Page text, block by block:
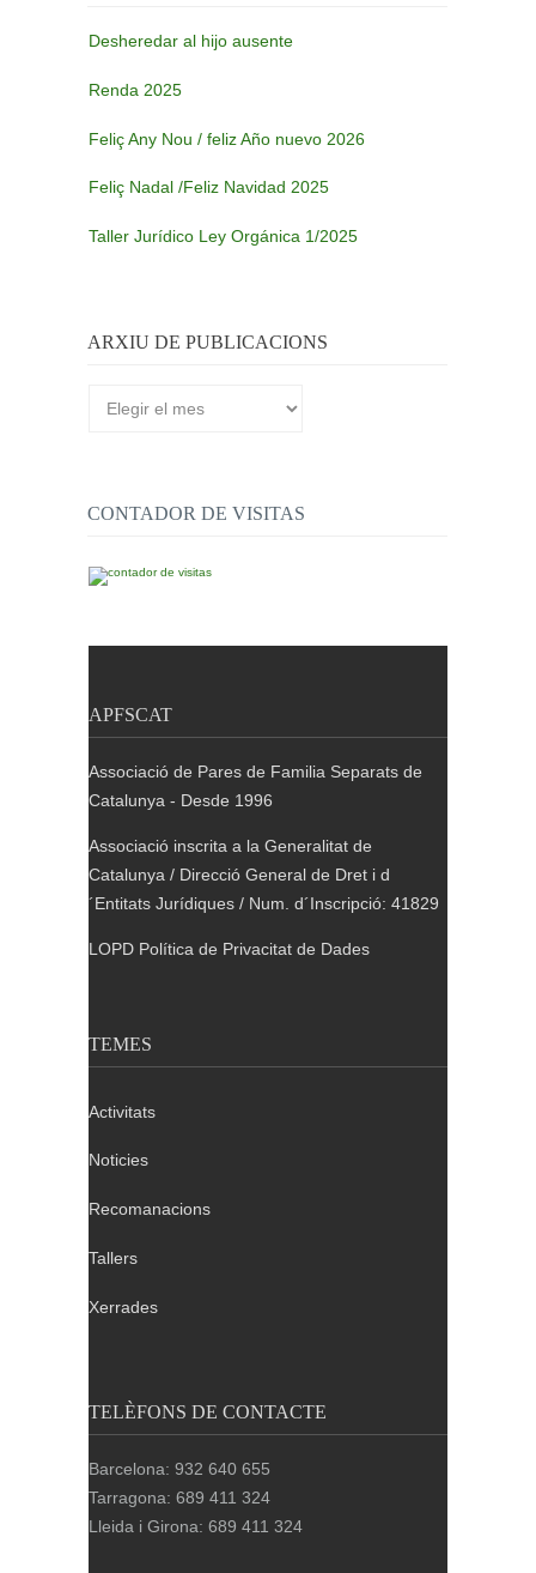
Desheredar al hijo ausente
Renda 2025
Feliç Any Nou / feliz Año nuevo 2026
Feliç Nadal /Feliz Navidad 2025
Taller Jurídico Ley Orgánica 1/2025
ARXIU DE PUBLICACIONS
CONTADOR DE VISITAS
APFSCAT
Associació de Pares de Familia Separats de
Catalunya - Desde 1996
Associació inscrita a la Generalitat de
Catalunya / Direcció General de Dret i d
´Entitats Jurídiques / Num. d´Inscripció: 41829
LOPD Política de Privacitat de Dades
TEMES
Activitats
Noticies
Recomanacions
Tallers
Xerrades
TELÈFONS DE CONTACTE
Barcelona: 932 640 655
Tarragona: 689 411 324
Lleida i Girona: 689 411 324